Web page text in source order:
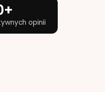
opinii